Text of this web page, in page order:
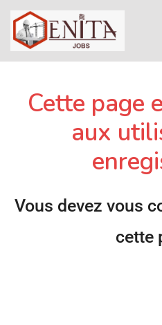
Cette page
aux
Vous devez vous
cette